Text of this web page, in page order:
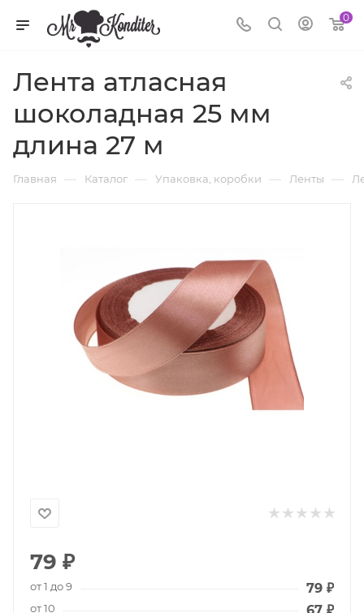
0
Лента атласная
шоколадная 25 мм
длина 27 м
Главная — Каталог — Упаковка, коробки — Ленты —
79 ₽
от 1 до 9 79 ₽
от 10